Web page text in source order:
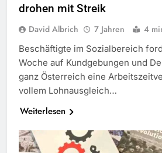
drohen mit Streik
David Albrich 7 Jahren 4
Beschäftigte im Sozialbereich
Woche auf Kundgebungen und
ganz Österreich eine
vollem Lohnausgleich…
Weiterlesen